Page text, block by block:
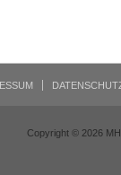
Copyright © 2026